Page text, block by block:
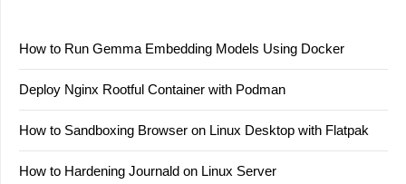
How to Run Gemma Embedding Models Using Docker
Deploy Nginx Rootful Container with Podman
How to Sandboxing Browser on Linux Desktop with Flatpak
How to Hardening Journald on Linux Server